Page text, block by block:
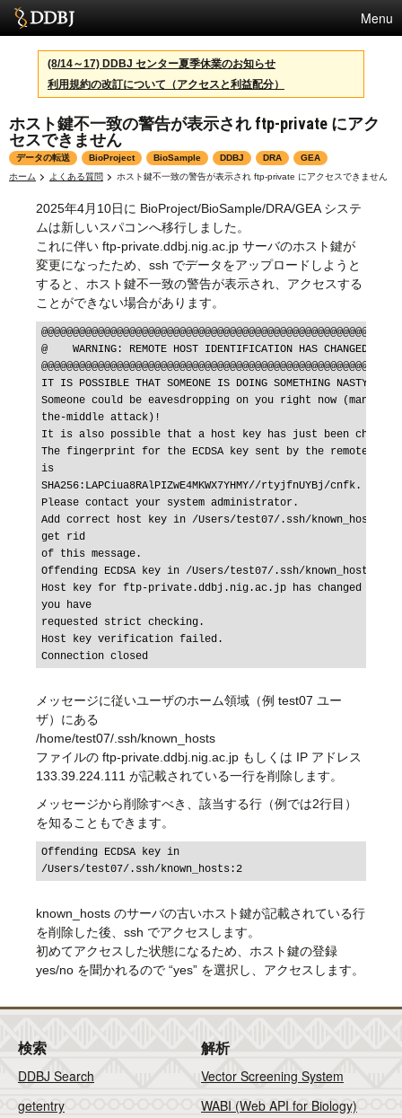
Menu
サービス
スパコン
統計
活動
利用規約
問合せ
English
(8/14～17) DDBJ センター夏季休業のお知らせ
利用規約の改訂について（アクセスと利益配分）
ホスト鍵不一致の警告が表示され ftp-private にアク
セスできません
データの転送 BioProject BioSample DDBJ DRA
GEA
ホーム
よくある質問 ホスト鍵不一致の警告が表示され ftp-private にアクセスできません
2025年4月10日に BioProject/BioSample/DRA/GEA システ
ムは新しいスパコンへ移行しました。
これに伴い ftp-private.ddbj.nig.ac.jp サーバのホスト鍵が
変更になったため、ssh でデータをアップロードしようと
すると、ホスト鍵不一致の警告が表示され、アクセスする
ことができない場合があります。
@    WARNING: REMOTE HOST IDENTIFICATION HAS CHANGED!
IT IS POSSIBLE THAT SOMEONE IS DOING SOMETHING NASTY!
Someone could be eavesdropping on you right now (man-in-
the-middle attack)!
It is also possible that a host key has just been
The fingerprint for the ECDSA key sent by the remote
is
SHA256:LAPCiua8RAlPIZwE4MKWX7YHMY//rtyjfnUYBj/cnfk.
Please contact your system administrator.
Add correct host key in /Users/test07/.ssh/known_hosts
get rid
of this message.
Offending ECDSA key in /Users/test07/.ssh/known_hosts:2
Host key for ftp-private.ddbj.nig.ac.jp has changed and
you have
requested strict checking.
Host key verification failed.
メッセージに従いユーザのホーム領域（例 test07 ユー
ザ）にある
/home/test07/.ssh/known_hosts
ファイルの ftp-private.ddbj.nig.ac.jp もしくは IP アドレス
133.39.224.111 が記載されている一行を削除します。
メッセージから削除すべき、該当する行（例では2行目）
を知ることもできます。
Offending ECDSA key in
known_hosts のサーバの古いホスト鍵が記載されている行
を削除した後、ssh でアクセスします。
初めてアクセスした状態になるため、ホスト鍵の登録
yes/no を聞かれるので “yes” を選択し、アクセスします。
検索
DDBJ Search
getentry
解析
Vector Screening System
WABI (Web API for Biology)